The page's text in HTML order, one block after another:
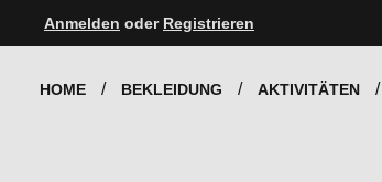
Hauptnavigation springen
Anmelden oder Registrieren
HOME BEKLEIDUNG AKTIVITÄTEN